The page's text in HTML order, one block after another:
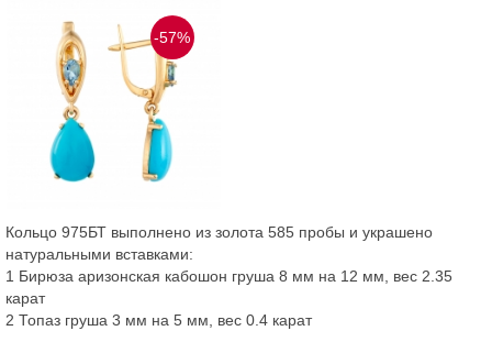
-57%
Кольцо 975БТ выполнено из золота 585 пробы и украшено
натуральными вставками:
1 Бирюза аризонская кабошон груша 8 мм на 12 мм, вес 2.35
карат
2 Топаз груша 3 мм на 5 мм, вес 0.4 карат